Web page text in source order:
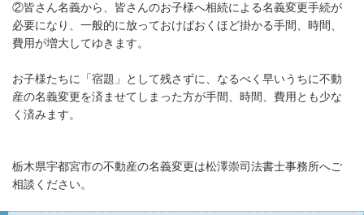
②皆さん名義から、皆さんのお子様へ相続による名義変更手続が
必要になり、一般的に放っておけばおくほど掛かる手間、時間、
費用が増大してゆきます。
お子様たちに「宿題」として残さずに、なるべく早いうちに不動
産の名義変更を済ませてしまった方が手間、時間、費用とも少な
く済みます。
栃木県宇都宮市の不動産の名義変更は松澤崇司法書士事務所へご
相談ください。